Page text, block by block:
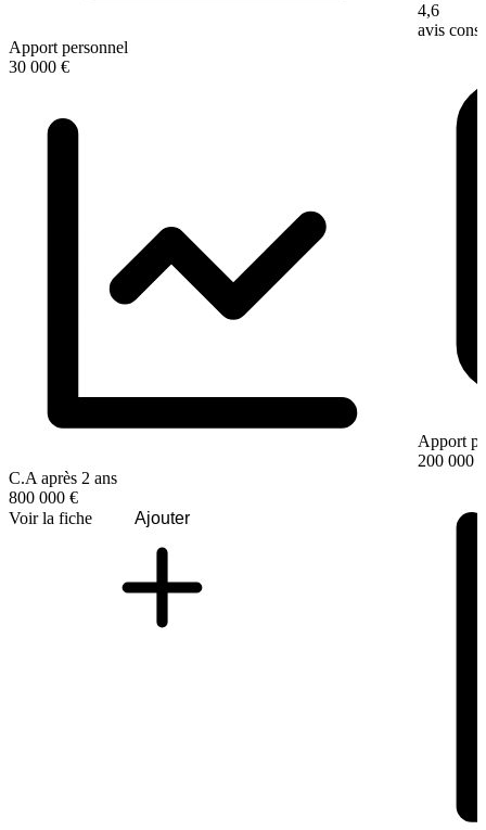
Apport personnel
30 000 €
C.A après 2 ans
800 000 €
Voir la fiche
Ajouter
4,6
avis
Apport
200 000 €